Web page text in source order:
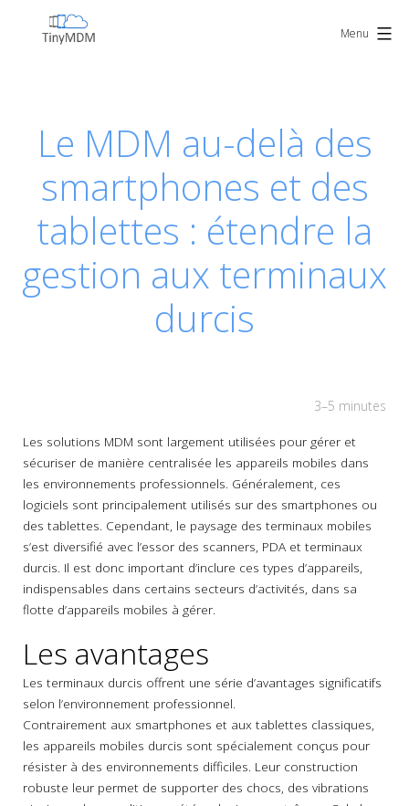
TinyMDM Menu
Le MDM au-delà des
smartphones et des
tablettes : étendre la
gestion aux terminaux
durcis
3–5 minutes
Les solutions MDM sont largement utilisées pour gérer et
sécuriser de manière centralisée les appareils mobiles dans
les environnements professionnels. Généralement, ces
logiciels sont principalement utilisés sur des smartphones ou
des tablettes. Cependant, le paysage des terminaux mobiles
s’est diversifié avec l’essor des scanners, PDA et terminaux
durcis. Il est donc important d’inclure ces types d’appareils,
indispensables dans certains secteurs d’activités, dans sa
flotte d’appareils mobiles à gérer.
Les avantages
Les terminaux durcis offrent une série d’avantages significatifs
selon l’environnement professionnel.
Contrairement aux smartphones et aux tablettes classiques,
les appareils mobiles durcis sont spécialement conçus pour
résister à des environnements difficiles. Leur construction
robuste leur permet de supporter des chocs, des vibrations